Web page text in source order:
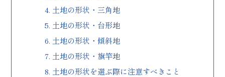
4. 土地の形状・三角地
5. 土地の形状・台形地
6. 土地の形状・傾斜地
7. 土地の形状・旗竿地
8. 土地の形状を選ぶ際に注意すべきこと